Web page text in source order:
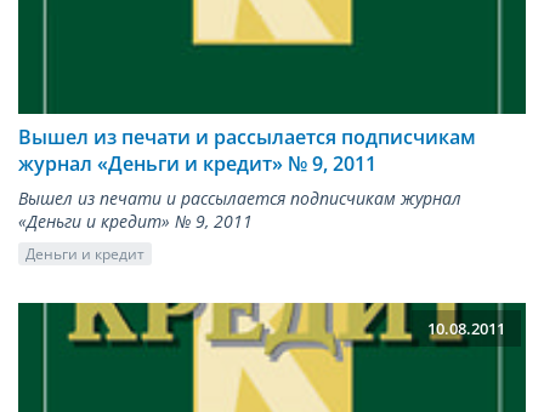
Вышел из печати и рассылается подписчикам
журнал «Деньги и кредит» № 9, 2011
Вышел из печати и рассылается подписчикам журнал
«Деньги и кредит» № 9, 2011
Деньги и кредит
10.08.2011